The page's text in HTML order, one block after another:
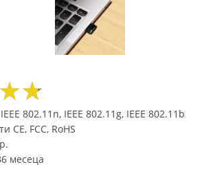
802.11n, IEEE 802.11g, IEEE 802.11b
CE, FCC, RoHS
месеца